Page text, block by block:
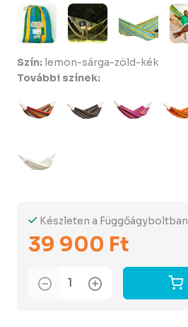
Készleten a Függőágyboltban
39 900 Ft
Szín:lemon-sárga-zöld-kék
További színek: